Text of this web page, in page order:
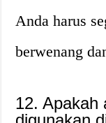
Anda harus
berwenang
12. Apakah